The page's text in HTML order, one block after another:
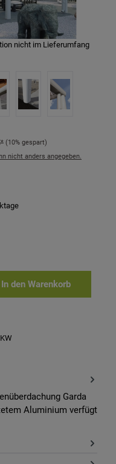
nicht im Lieferumfang
(10% gespart)
nicht anders angegeben.
In den Warenkorb
Garda
Aluminium verfügt